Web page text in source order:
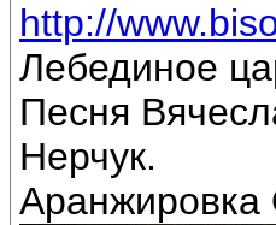
http://
Лебединое
Песня
Нерчук.
Аранжировка